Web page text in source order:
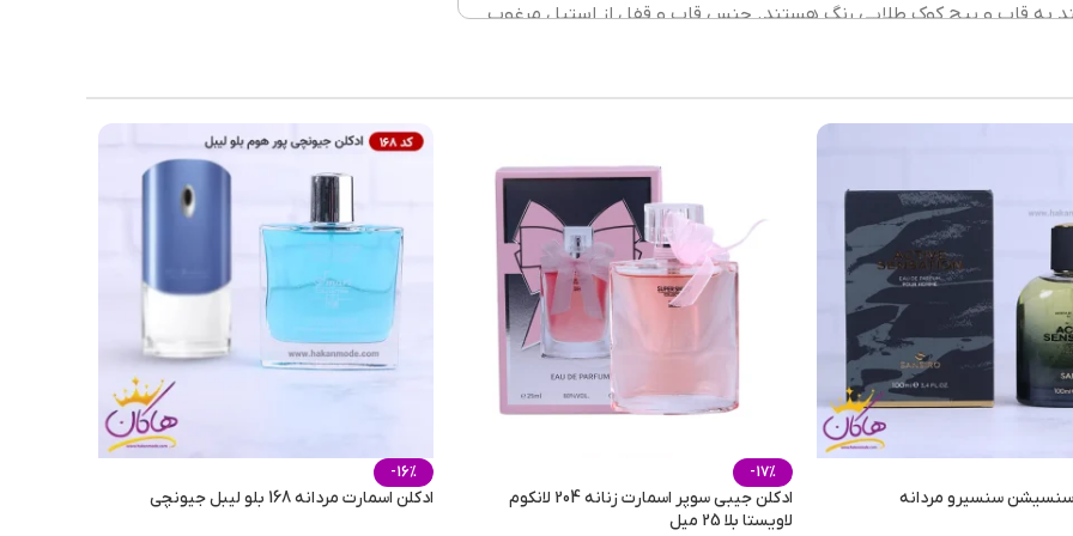
رابر(لاستیکی)
سه موتور
به قاب و پیچ کوک طلایی رنگ هستند. جنس قاب و قفل از استیل مرغوب
یا موقع رانندگی و یا پیاده‌روی از زمان آگاه شوید و کارهای خود را تنظیم
همه و به ویژه برای آقایان است. با ساعت بند رابری استایل شما را
سنسیشن سنسیرو مردانه
-17%
ادکلن جیبی سوپر اسمارت زنانه 204 لانکوم
لاویستا بلا 25 میل
-16%
ادکلن اسمارت مردانه 168 بلو لیبل جیونچی